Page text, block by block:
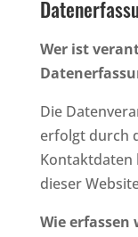
Wer ist
Die
erfolgt durch
Kontaktdaten
dieser
Wie erfassen